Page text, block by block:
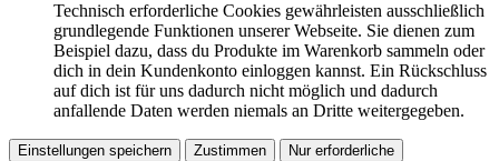
Technisch erforderliche Cookies gewährleisten ausschließlich
grundlegende Funktionen unserer Webseite. Sie dienen zum
Beispiel dazu, dass du Produkte im Warenkorb sammeln oder
dich in dein Kundenkonto einloggen kannst. Ein Rückschluss
auf dich ist für uns dadurch nicht möglich und dadurch
anfallende Daten werden niemals an Dritte weitergegeben.
Einstellungen speichern Zustimmen Nur erforderliche